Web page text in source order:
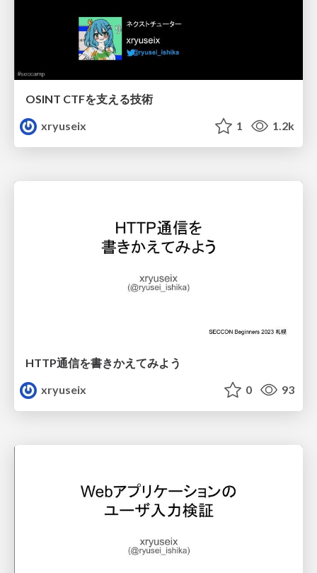
OSINT CTFを支える技術
xryuseix
1 1.2k
HTTP通信を書きかえてみよう
xryuseix
0 93